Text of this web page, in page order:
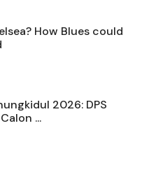
How Blues could
2026: DPS
...